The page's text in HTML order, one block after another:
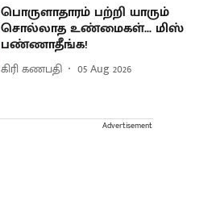
பொருளாதாரம் பற்றி யாரும்
சொல்லாத உண்மைகள்... மிஸ்
பண்ணாதீங்க!
கிரி கணபதி 05 Aug 2026
Advertisement